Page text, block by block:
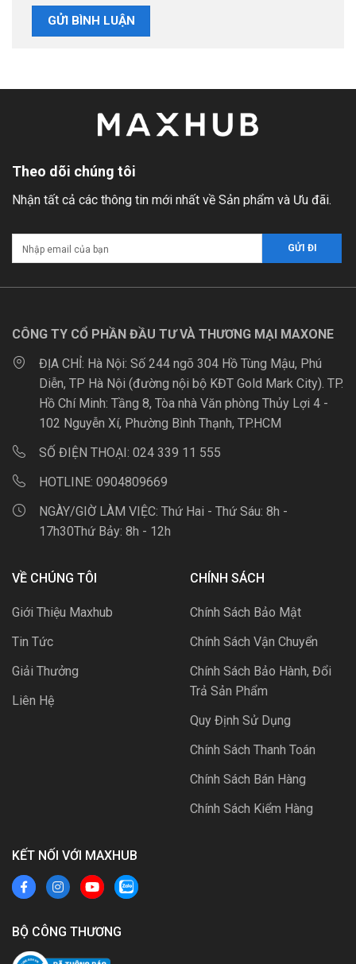
Theo dõi chúng tôi
Nhận tất cả các thông tin mới nhất về Sản phẩm và Ưu đãi.
CÔNG TY CỔ PHẦN ĐẦU TƯ VÀ THƯƠNG MẠI MAXONE
ĐỊA CHỈ: Hà Nội: Số 244 ngõ 304 Hồ Tùng Mậu, Phú
Diễn, TP Hà Nội (đường nội bộ KĐT Gold Mark City). TP.
Hồ Chí Minh: Tầng 8, Tòa nhà Văn phòng Thủy Lợi 4 -
102 Nguyễn Xí, Phường Bình Thạnh, TP.HCM
SỐ ĐIỆN THOẠI: 024 339 11 555
HOTLINE: 0904809669
NGÀY/GIỜ LÀM VIỆC: Thứ Hai - Thứ Sáu: 8h -
17h30Thứ Bảy: 8h - 12h
VỀ CHÚNG TÔI
Giới Thiệu Maxhub
Tin Tức
Giải Thưởng
Liên Hệ
CHÍNH SÁCH
Chính Sách Bảo Mật
Chính Sách Vận Chuyển
Chính Sách Bảo Hành, Đổi
Trả Sản Phẩm
Quy Định Sử Dụng
Chính Sách Thanh Toán
Chính Sách Bán Hàng
Chính Sách Kiểm Hàng
KẾT NỐI VỚI MAXHUB
BỘ CÔNG THƯƠNG